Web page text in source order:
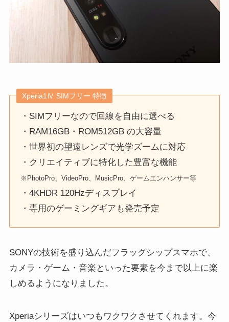
Xperia1Ⅳ SIMフリー 特徴
・SIMフリーなので回線を自由に選べる
・RAM16GB・ROM512GB の大容量
・世界初の望遠レンズで光学ズームに対応
・クリエイティブに特化した豊富な機能
※PhotoPro、VideoPro、MusicPro、ゲームエンハンサー等
・4KHDR 120Hzディスプレイ
・専用のゲーミングギアも発売予定
SONYの技術を盛り込んだフラッグシップスマホで、
カメラ・ゲーム・音楽といった要素を今まで以上に楽
しめるようになりました。
Xperiaシリーズはいつもワクワクさせてくれます。今